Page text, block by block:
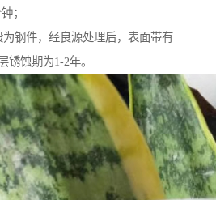
；
钢件，经良源处理后，表面带有
锈蚀期为1-2年。